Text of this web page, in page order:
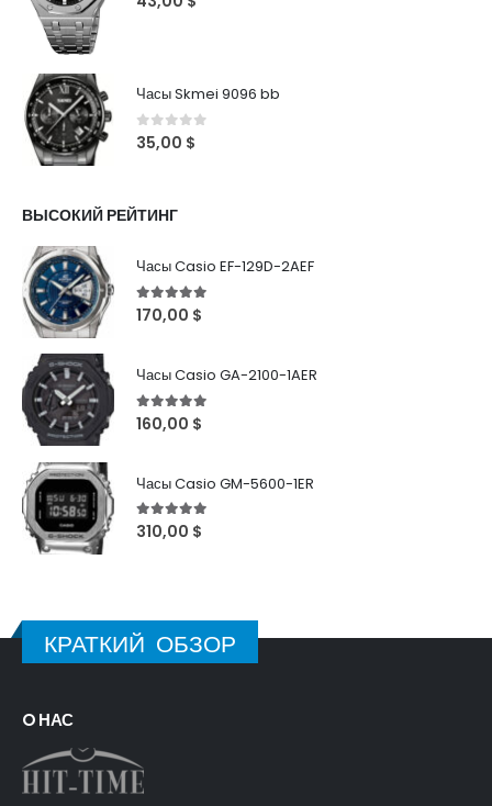
Часы Skmei 9096 bb
0out of 5
35,00 $
ВЫСОКИЙ РЕЙТИНГ
Часы Casio EF-129D-2AEF
5out of 5
170,00 $
Часы Casio GA-2100-1AER
5out of 5
160,00 $
Часы Casio GM-5600-1ER
5out of 5
310,00 $
КРАТКИЙ ОБЗОР
O НАС